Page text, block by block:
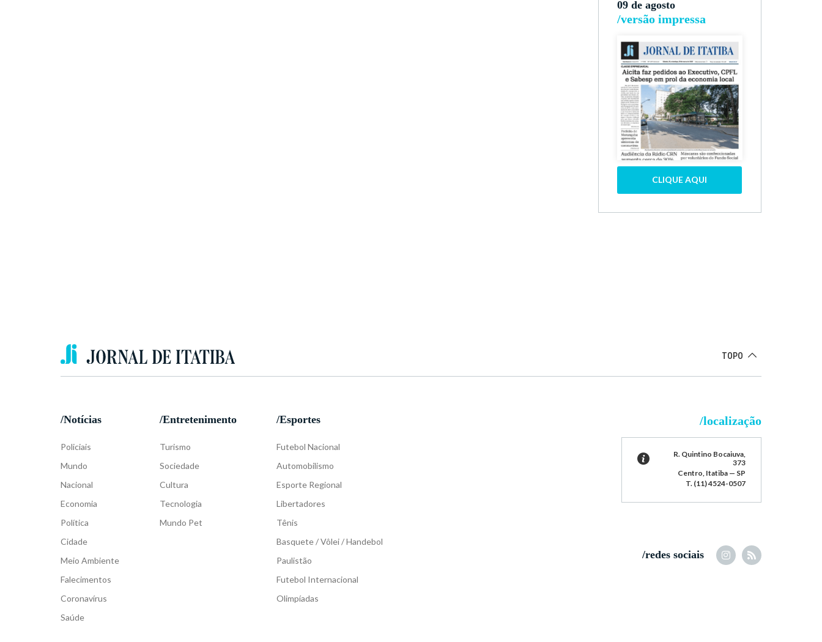
09 de agosto
/versão impressa
CLIQUE AQUI
TOPO
/Notícias
Policiais
Mundo
Nacional
Economia
Política
Cidade
Meio Ambiente
Falecimentos
Coronavírus
Saúde
/Entretenimento
Turismo
Sociedade
Cultura
Tecnologia
Mundo Pet
/Esportes
Futebol Nacional
Automobilismo
Esporte Regional
Libertadores
Tênis
Basquete / Vôlei / Handebol
Paulistão
Futebol Internacional
Olimpíadas
/localização
R. Quintino Bocaiuva,
373
Centro, Itatiba — SP
T. (11) 4524-0507
/redes sociais